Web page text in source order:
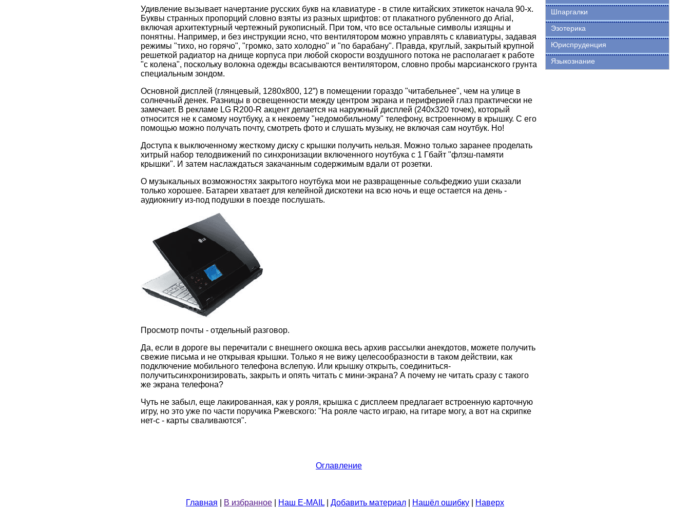
Удивление вызывает начертание русских букв на клавиатуре - в стиле китайских этикеток начала 90-х.
Буквы странных пропорций словно взяты из разных шрифтов: от плакатного рубленного до Arial,
включая архитектурный чертежный рукописный. При том, что все остальные символы изящны и
понятны. Например, и без инструкции ясно, что вентилятором можно управлять с клавиатуры, задавая
режимы "тихо, но горячо", "громко, зато холодно" и "по барабану". Правда, круглый, закрытый крупной
решеткой радиатор на днище корпуса при любой скорости воздушного потока не располагает к работе
"с колена", поскольку волокна одежды всасываются вентилятором, словно пробы марсианского грунта
специальным зондом.
Основной дисплей (глянцевый, 1280х800, 12”) в помещении гораздо "читабельнее", чем на улице в
солнечный денек. Разницы в освещенности между центром экрана и периферией глаз практически не
замечает. В рекламе LG R200-R акцент делается на наружный дисплей (240х320 точек), который
относится не к самому ноутбуку, а к некоему "недомобильному" телефону, встроенному в крышку. С его
помощью можно получать почту, смотреть фото и слушать музыку, не включая сам ноутбук. Но!
Доступа к выключенному жесткому диску с крышки получить нельзя. Можно только заранее проделать
хитрый набор телодвижений по синхронизации включенного ноутбука с 1 Гбайт "флэш-памяти
крышки". И затем наслаждаться закачанным содержимым вдали от розетки.
О музыкальных возможностях закрытого ноутбука мои не развращенные сольфеджио уши сказали
только хорошее. Батареи хватает для келейной дискотеки на всю ночь и еще остается на день -
аудиокнигу из-под подушки в поезде послушать.
Просмотр почты - отдельный разговор.
Да, если в дороге вы перечитали с внешнего окошка весь архив рассылки анекдотов, можете получить
свежие письма и не открывая крышки. Только я не вижу целесообразности в таком действии, как
подключение мобильного телефона вслепую. Или крышку открыть, соединиться-
получитьсинхронизировать, закрыть и опять читать с мини-экрана? А почему не читать сразу с такого
же экрана телефона?
Чуть не забыл, еще лакированная, как у рояля, крышка с дисплеем предлагает встроенную карточную
игру, но это уже по части поручика Ржевского: "На рояле часто играю, на гитаре могу, а вот на скрипке
нет-с - карты сваливаются".
Оглавление
Шпаргалки
Эзотерика
Юриспруденция
Языкознание
Главная В избранное Наш E-MAIL Добавить материал Нашёл ошибку Наверх